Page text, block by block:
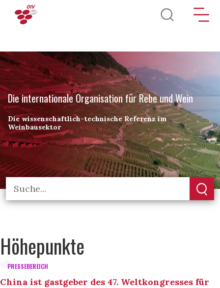
Direkt zum Inhalt
Die internationale Organisation für Rebe und Wein
Die wissenschaftlich-technische Referenz im
Weinbausektor
Höhepunkte
PRESSEBEREICH
China ist gastgeber des 47. Weltkongresses für